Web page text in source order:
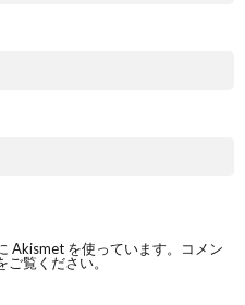
Akismet を使っています。
コメン
ご覧ください。